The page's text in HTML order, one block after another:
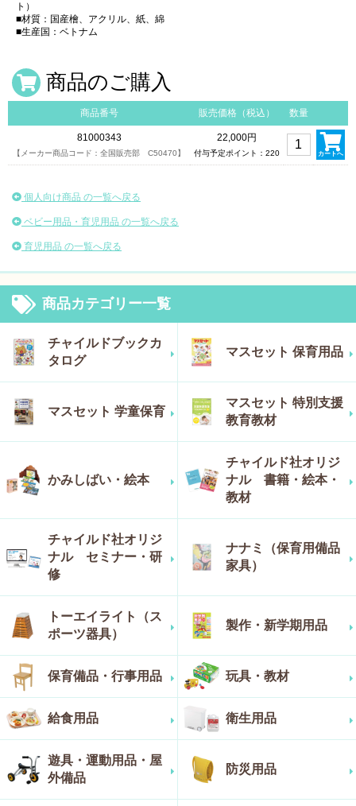
ト）
■材質：国産檜、アクリル、紙、綿
■生産国：ベトナム
商品のご購入
商品番号 販売価格（税込） 数量
81000343
【メーカー商品コード：全国販売部 C50470】
22,000円
付与予定ポイント：220 カートへ
個人向け商品 の一覧へ戻る
ベビー用品・育児用品 の一覧へ戻る
育児用品 の一覧へ戻る
商品カテゴリー一覧
チャイルドブックカ
タログ
マスセット 保育用品
マスセット 学童保育
マスセット 特別支援
教育教材
かみしばい・絵本
チャイルド社オリジ
ナル 書籍・絵本・
教材
チャイルド社オリジ
ナル セミナー・研
修
ナナミ（保育用備品
家具）
トーエイライト（ス
ポーツ器具）
製作・新学期用品
保育備品・行事用品 玩具・教材
給食用品 衛生用品
遊具・運動用品・屋
外備品
防災用品